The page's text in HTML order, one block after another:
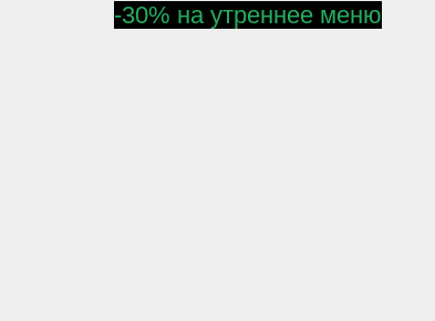
-30% на утреннее меню